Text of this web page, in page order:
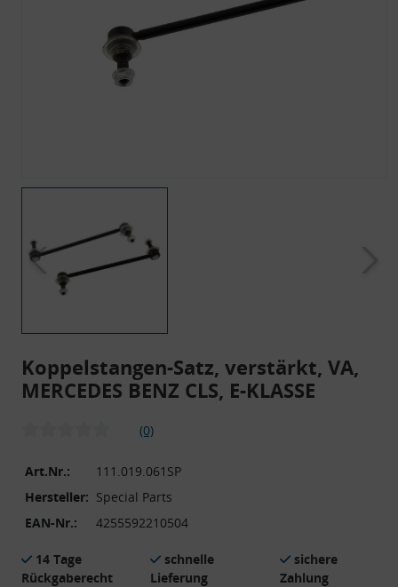
Koppelstangen-Satz, verstärkt, VA,
MERCEDES BENZ CLS, E-KLASSE
(0)
Art.Nr.:
111.019.061SP
Hersteller: Special Parts
EAN-Nr.:
4255592210504
14 Tage
Rückgaberecht
schnelle
Lieferung
sichere
Zahlung